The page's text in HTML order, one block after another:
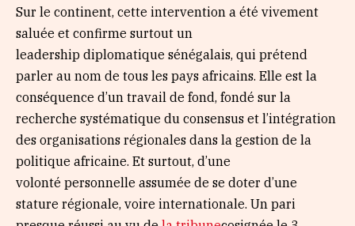
Sur le continent, cette intervention a été vivement
saluée et confirme surtout un
leadership diplomatique sénégalais, qui prétend
parler au nom de tous les pays africains. Elle est la
conséquence d’un travail de fond, fondé sur la
recherche systématique du consensus et l’intégration
des organisations régionales dans la gestion de la
politique africaine. Et surtout, d’une
volonté personnelle assumée de se doter d’une
stature régionale, voire internationale. Un pari